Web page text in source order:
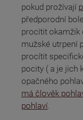
pokud prožívají
(odkaz je externí)
předporodní
procítit okamžik
mužské utrpení
procítit
pocity ( a je jich
opačného
má člověk
pohlaví